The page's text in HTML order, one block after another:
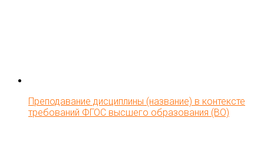
Преподавание дисциплины (название) в контексте
требований ФГОС высшего образования (ВО)